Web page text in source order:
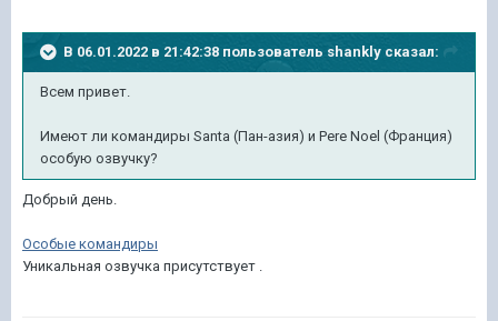
В 06.01.2022 в 21:42:38 пользователь shankly сказал:
Всем привет.
Имеют ли командиры Santa (Пан-азия) и Pere Noel (Франция)
особую озвучку?
Добрый день.
Особые командиры
Уникальная озвучка присутствует .